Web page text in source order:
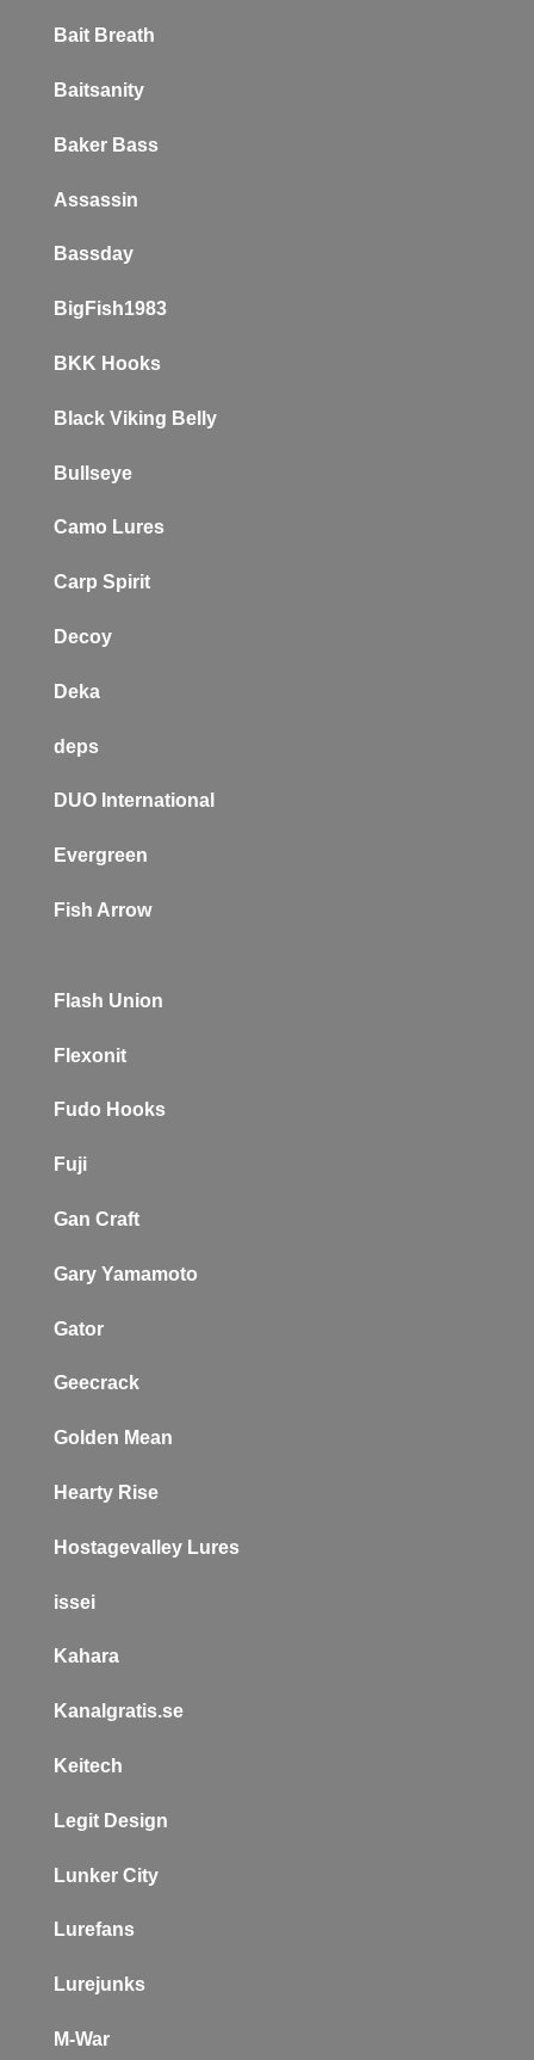
Bait Breath
Baitsanity
Baker Bass
Assassin
Bassday
BigFish1983
BKK Hooks
Black Viking Belly
Bullseye
Camo Lures
Carp Spirit
Decoy
Deka
deps
DUO International
Evergreen
Fish Arrow
Flash Union
Flexonit
Fudo Hooks
Fuji
Gan Craft
Gary Yamamoto
Gator
Geecrack
Golden Mean
Hearty Rise
Hostagevalley Lures
issei
Kahara
Kanalgratis.se
Keitech
Legit Design
Lunker City
Lurefans
Lurejunks
M-War